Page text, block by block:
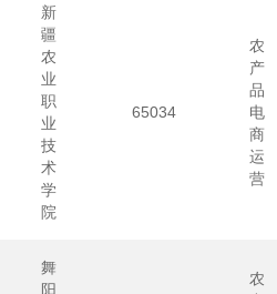
新
疆
农
业
职
业
技
术
学
院
65034
农
产
品
电
商
运
营
舞
阳
农